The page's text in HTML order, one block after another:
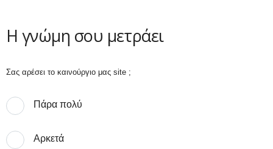
Η γνώμη σου μετράει
Σας αρέσει το καινούργιο μας site ;
Πάρα πολύ
Αρκετά